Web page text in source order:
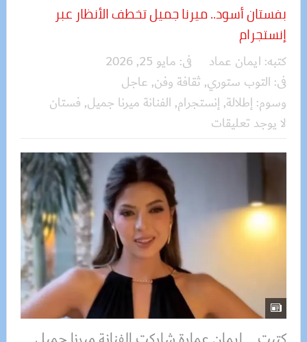
بفستان أسود.. ميرنا جميل تخطف الأنظار عبر
إنستجرام
كتبه: ايمان عماد فى: مايو 25, 2026
فى: التوب ستوري, ثقافة وفن, عاجل
وسوم: إطلالة, إنستجرام, الفنانة ميرنا جميل, فستان
لا يوجد تعليقات